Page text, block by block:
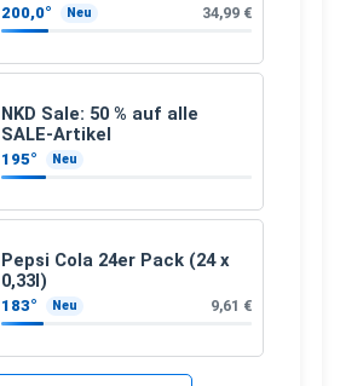
200,0° Neu 34,99 €
NKD Sale: 50 % auf alle
SALE-Artikel
195° Neu
Pepsi Cola 24er Pack (24 x
0,33l)
183° Neu 9,61 €